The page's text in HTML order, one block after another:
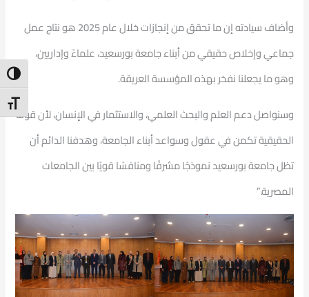
وأضاف سيادته إن ما تحقق من إنجازات خلال عام 2025 هو نتاج عمل
جماعي وإخلاص حقيقي من أبناء جامعة بورسعيد، علماءً وإداريين،
وهو ما يجعلنا نفخر بهذه المؤسسة العريقة.
وسنواصل دعم العلم والبحث العلمي، والاستثمار في الإنسان، لأن قوتنا
الحقيقية تكمن في عقول وسواعد أبناء الجامعة، وهدفنا الدائم أن
تظل جامعة بورسعيد نموذجًا مشرفًا ومنافسًا قويًا بين الجامعات
المصرية.”